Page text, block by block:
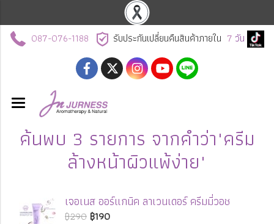
087-076-1188 รับประกันเปลี่ยนคืนสินค้าภายใน 7 วัน
ค้นพบ 3 รายการ จากคำว่า"ครีม
ล้างหน้าผิวแพ้ง่าย"
เจอเนส ออร์แกนิค ลาเวนเดอร์ ครีมมี่วอช
฿290 ฿190